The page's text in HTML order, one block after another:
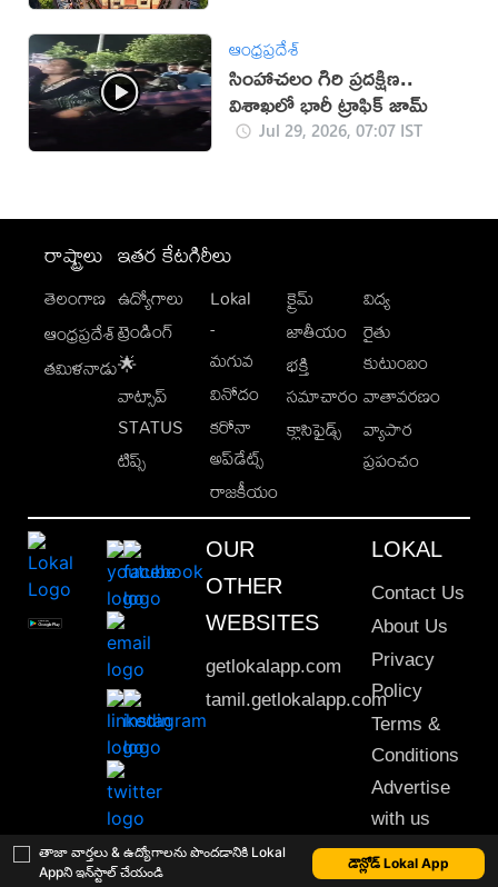
తాజా వార్తలు & ఉద్యోగాలను పొందడానికి Lokal
Appని ఇన్‌స్టాల్ చేయండి
డౌన్లోడ్ Lokal App
ఆంధ్రప్రదేశ్
సింహాచలం గిరి ప్రదక్షిణ..
విశాఖ‌లో భారీ ట్రాఫిక్ జామ్
Jul 29, 2026, 07:07 IST
రాష్ట్రాలు
తెలంగాణ
ఆంధ్రప్రదేశ్
తమిళనాడు
ఇతర కేటగిరీలు
ఉద్యోగాలు
ట్రెండింగ్
🌟
వాట్సాప్
STATUS
టిప్స్
Lokal
-
మగువ
వినోదం
కరోనా
అప్‌డేట్స్
రాజకీయం
క్రైమ్
జాతీయం
భక్తి
సమాచారం
క్లాసిఫైడ్స్
విద్య
రైతు
కుటుంబం
వాతావరణం
వ్యాపార
ప్రపంచం
OUR
OTHER
WEBSITES
getlokalapp.com
tamil.getlokalapp.com
LOKAL
Contact Us
About Us
Privacy
Policy
Terms &
Conditions
Advertise
with us
Sitemap
This material may not be published, transmitted, rewritten or redistributed. © 2020 Lokal App. All rights reserved.